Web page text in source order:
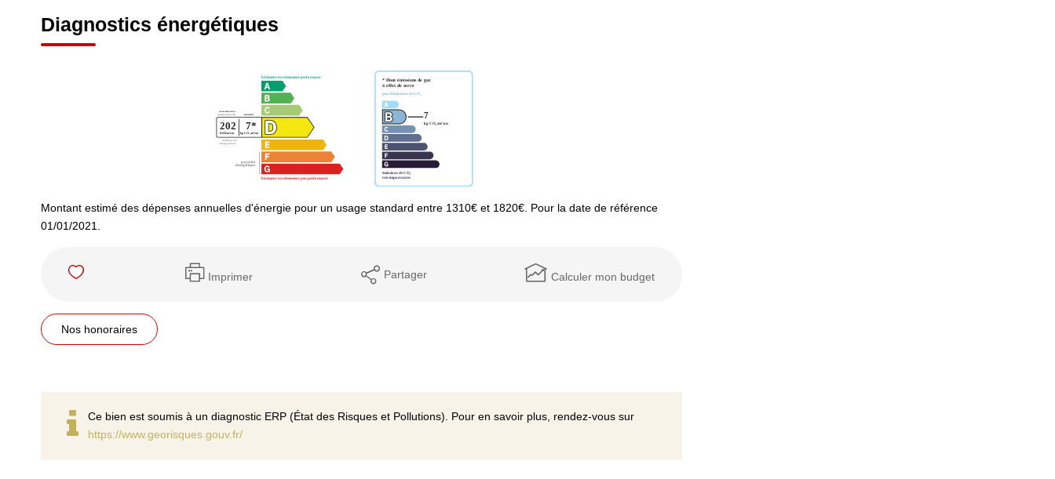
Diagnostics énergétiques
Montant estimé des dépenses annuelles d'énergie pour un usage standard entre 1310€ et 1820€. Pour la date de référence
01/01/2021.
Imprimer Partager Calculer mon budget
Nos honoraires
Ce bien est soumis à un diagnostic ERP (État des Risques et Pollutions). Pour en savoir plus, rendez-vous sur
https://www.georisques.gouv.fr/